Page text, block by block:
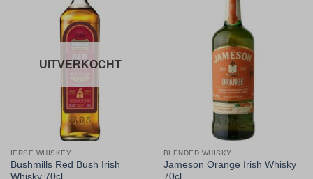
UITVERKOCHT
IERSE WHISKEY
Bushmills Red Bush Irish
Whisky 70cl
BLENDED WHISKY
Jameson Orange Irish Whisky
70cl